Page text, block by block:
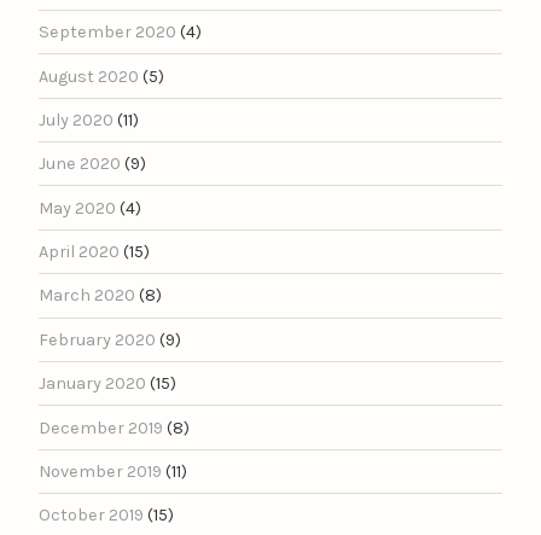
September 2020 (4)
August 2020 (5)
July 2020 (11)
June 2020 (9)
May 2020 (4)
April 2020 (15)
March 2020 (8)
February 2020 (9)
January 2020 (15)
December 2019 (8)
November 2019 (11)
October 2019 (15)